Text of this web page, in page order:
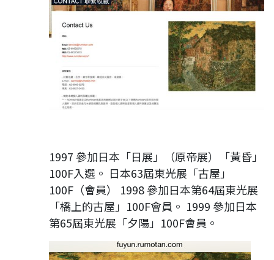
1997 參加日本「日展」（原帝展）「黃昏」
100F入選。 日本63屆東光展「古屋」
100F（會員） 1998 參加日本第64屆東光展
「橋上的古屋」100F會員。 1999 參加日本
第65屆東光展「夕陽」100F會員。